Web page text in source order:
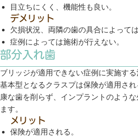
目立ちにくく、機能性も良い。
デメリット
欠損状況、両隣の歯の具合によって
症例によっては施術が行えない。
部分入れ歯
ブリッジが適用できない症例に実施す
基本型となるクラスプは保険が適用さ
康な歯を削らず、インプラントのよう
ます。
メリット
保険が適用される。